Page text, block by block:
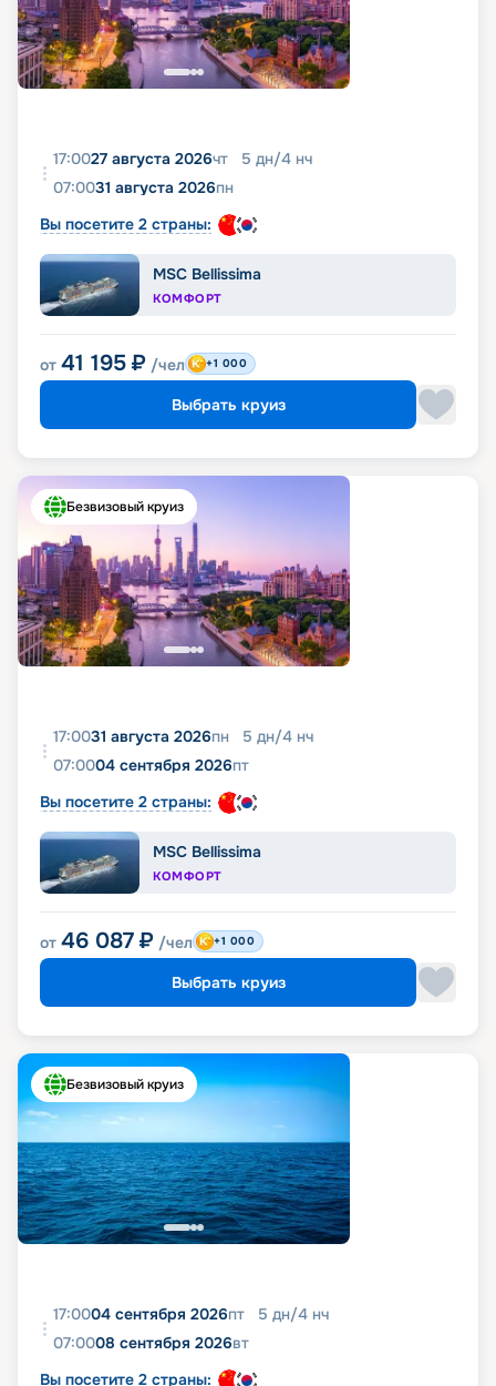
17:0027 августа 2026чт 5 дн/4 нч
07:0031 августа 2026пн
Вы посетите 2 страны:
MSC Bellissima
КОМФОРТ
от 41 195 ₽ /чел +1 000
Выбрать круиз
Безвизовый круиз
17:0031 августа 2026пн 5 дн/4 нч
07:0004 сентября 2026пт
Вы посетите 2 страны:
MSC Bellissima
КОМФОРТ
от 46 087 ₽ /чел +1 000
Выбрать круиз
Безвизовый круиз
17:0004 сентября 2026пт 5 дн/4 нч
07:0008 сентября 2026вт
Вы посетите 2 страны: